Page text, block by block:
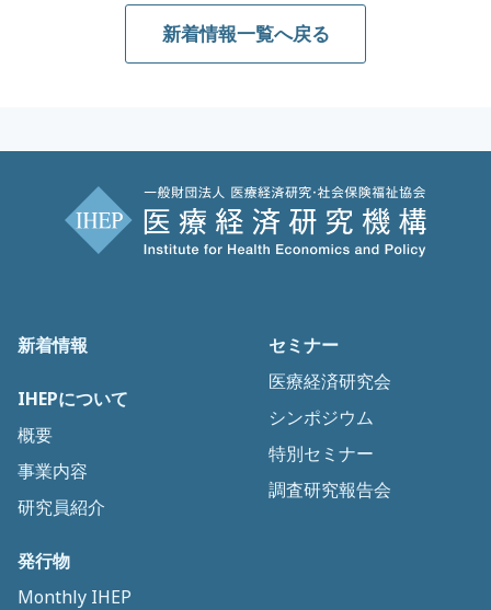
新着情報一覧へ戻る
新着情報
IHEPについて
概要
事業内容
研究員紹介
セミナー
医療経済研究会
シンポジウム
特別セミナー
調査研究報告会
発行物
Monthly IHEP